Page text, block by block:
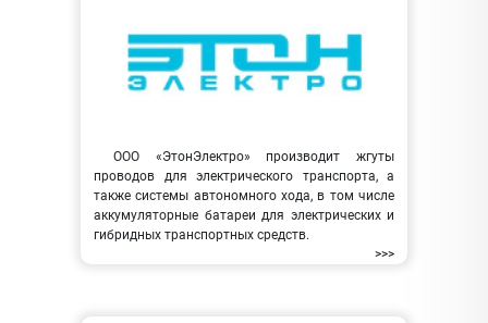
ООО «ЭтонЭлектро» производит жгуты
проводов для электрического транспорта, а
также системы автономного хода, в том числе
аккумуляторные батареи для электрических и
гибридных транспортных средств.
>>>